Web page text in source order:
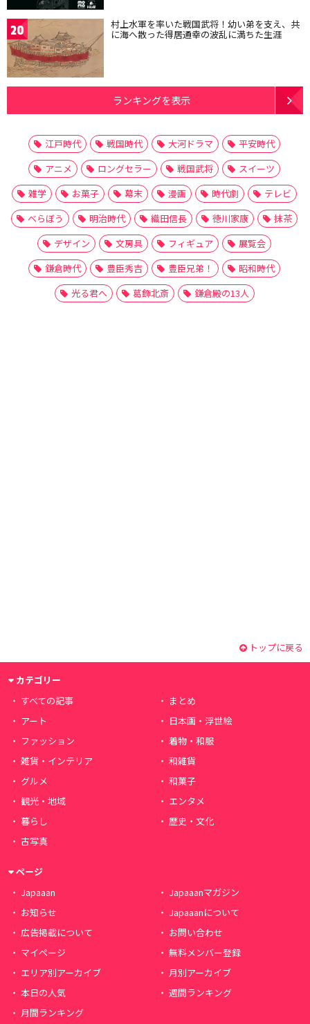
20 村上水軍を率いた戦国武将！幼い弟を支え、共
に海へ散った得居通幸の波乱に満ちた生涯
ランキングを表示
江戸時代 戦国時代 大河ドラマ
平安時代
アニメ
ロングセラー 戦国武将
スイーツ
雑学
お菓子 幕末 漫画 時代劇
テレビ
べらぼう
明治時代 織田信長 徳川家康
抹茶
デザイン
文房具 フィギュア
展覧会
鎌倉時代
豊臣秀吉 豊臣兄弟！
昭和時代
光る君へ
葛飾北斎 鎌倉殿の13人
トップに戻る
カテゴリー
すべての記事
まとめ
アート
日本画・浮世絵
ファッション
着物・和服
雑貨・インテリア
和雑貨
グルメ
和菓子
観光・地域
エンタメ
暮らし
歴史・文化
古写真
ページ
Japaaan
Japaaanマガジン
お知らせ
Japaaanについて
広告掲載について
お問い合わせ
マイページ
無料メンバー登録
エリア別アーカイブ
月別アーカイブ
本日の人気
週間ランキング
月間ランキング